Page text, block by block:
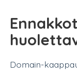
Domain-